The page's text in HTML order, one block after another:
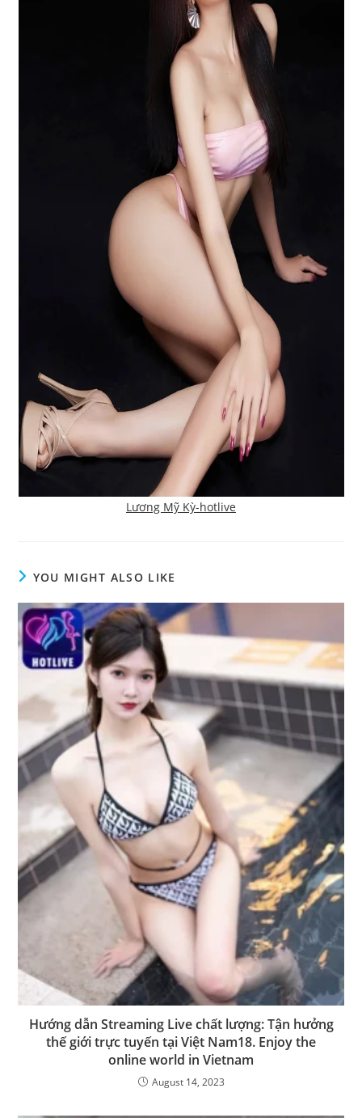
Lương Mỹ Kỳ-hotlive
YOU MIGHT ALSO LIKE
Hướng dẫn Streaming Live chất lượng: Tận hưởng
thế giới trực tuyến tại Việt Nam18. Enjoy the
online world in Vietnam
August 14, 2023